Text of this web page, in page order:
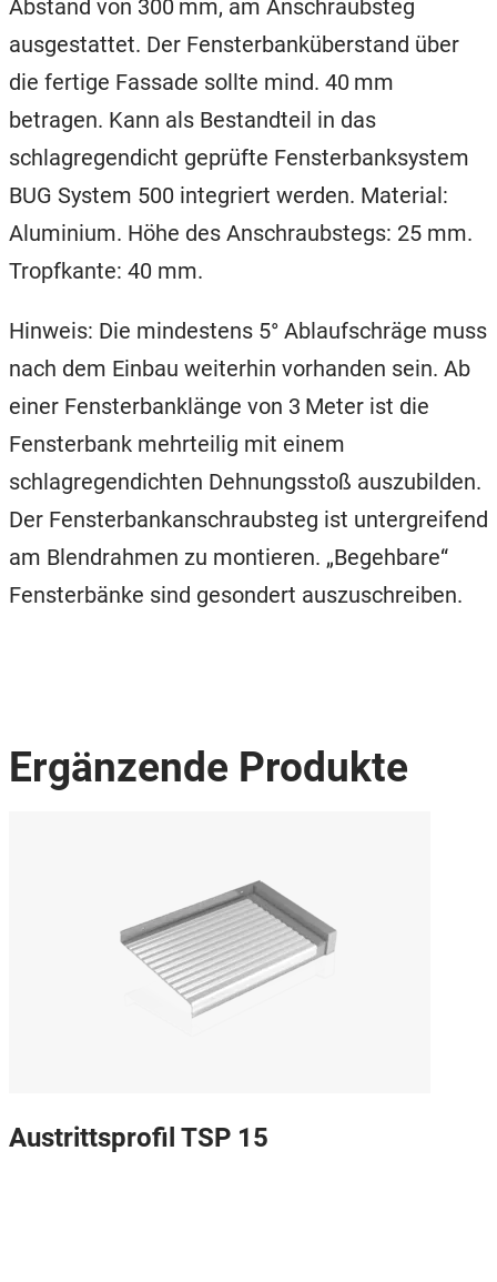
Abstand von 300 mm, am Anschraubsteg
ausgestattet. Der Fensterbanküberstand über
die fertige Fassade sollte mind. 40 mm
betragen. Kann als Bestandteil in das
schlagregendicht geprüfte Fensterbanksystem
BUG System 500 integriert werden. Material:
Aluminium. Höhe des Anschraubstegs: 25 mm.
Tropfkante: 40 mm.
Hinweis: Die mindestens 5° Ablaufschräge muss
nach dem Einbau weiterhin vorhanden sein. Ab
einer Fensterbanklänge von 3 Meter ist die
Fensterbank mehrteilig mit einem
schlagregendichten Dehnungsstoß auszubilden.
Der Fensterbankanschraubsteg ist untergreifend
am Blendrahmen zu montieren. „Begehbare“
Fensterbänke sind gesondert auszuschreiben.
Ergänzende Produkte
Austrittsprofil TSP 15